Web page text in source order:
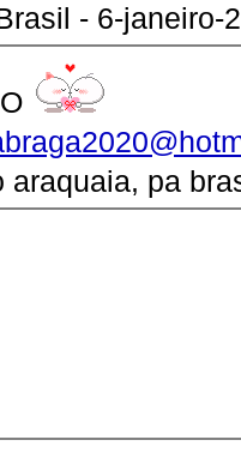
- 6-janeiro-
araquaia, pa